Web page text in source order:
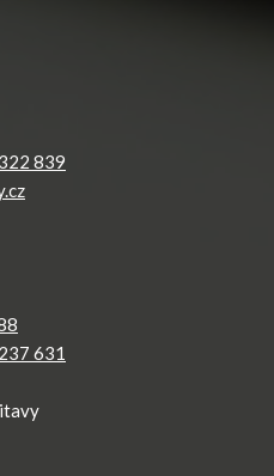
839
631